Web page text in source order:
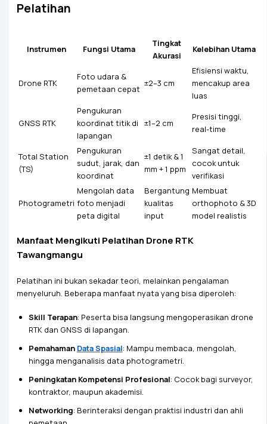
Pelatihan
Instrumen Fungsi Utama
Tingkat
Akurasi
Kelebihan Utama
Drone RTK
Foto udara &
pemetaan cepat
±2–3 cm
Efisiensi waktu,
mencakup area
luas
GNSS RTK
Pengukuran
koordinat titik di
lapangan
±1–2 cm
Presisi tinggi,
real-time
Total Station
(TS)
Pengukuran
sudut, jarak, dan
koordinat
±1 detik & 1
mm + 1 ppm
Sangat detail,
cocok untuk
verifikasi
Photogrametri
Mengolah data
foto menjadi
peta digital
Bergantung
kualitas
input
Membuat
orthophoto & 3D
model realistis
Manfaat Mengikuti Pelatihan Drone RTK
Tawangmangu
Pelatihan ini bukan sekadar teori, melainkan pengalaman
menyeluruh. Beberapa manfaat nyata yang bisa diperoleh:
Skill Terapan: Peserta bisa langsung mengoperasikan drone
RTK dan GNSS di lapangan.
Pemahaman Data Spasial: Mampu membaca, mengolah,
hingga menganalisis data photogrametri.
Peningkatan Kompetensi Profesional: Cocok bagi surveyor,
kontraktor, maupun akademisi.
Networking: Berinteraksi dengan praktisi industri dan ahli